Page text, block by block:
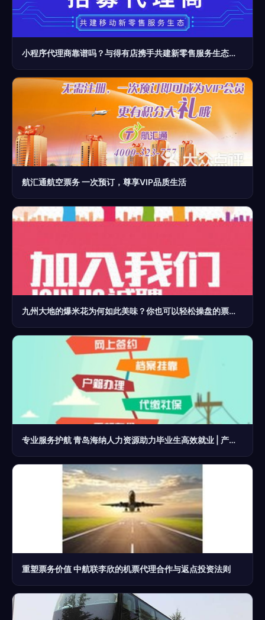
小程序代理商靠谱吗？与得有店携手共建新零售服务生态的票务代理之路
航汇通航空票务 一次预订，尊享VIP品质生活
九州大地的爆米花为何如此美味？你也可以轻松操盘的票务代理服务
专业服务护航 青岛海纳人力资源助力毕业生高效就业 | 产品功能概述
重塑票务价值 中航联李欣的机票代理合作与返点投资法则